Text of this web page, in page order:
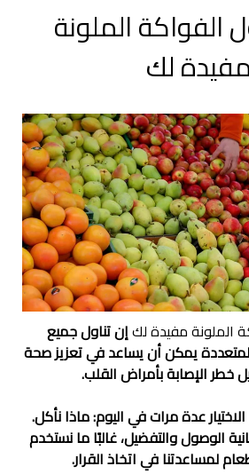
الفواكة الملونة
مفيدة لك
الملونة مفيدة لكإن تناول جميع
يمكن أن يساعد في تعزيز صحة
خطر الإصابة بأمراض القلب.
عدة مرات في اليوم: ماذا نأكل.
الوصول والتفضيل، غالبًا ما نستخدم
لمساعدتنا في اتخاذ القرار.